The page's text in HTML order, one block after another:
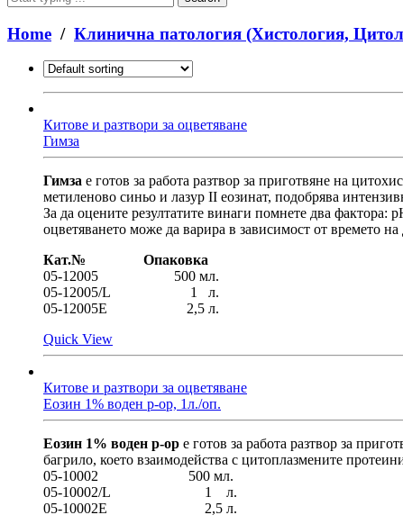
are
you
looking
Home / Клинична патология (Хистология,
Китове и разтвори за оцветяване
Гимза
Гимза е готов за работа разтвор за приготвяне на
метиленово синьо и лазур II еозинат, подобрява
За да оцените резултатите винаги помнете два фактора:
оцветяването може да варира в зависимост от времето
Кат.№ Опаковка
05-12005 500 мл.
05-12005/L 1 л.
05-12005E 2,5 л.
Quick View
Китове и разтвори за оцветяване
Еозин 1% воден р-ор, 1л./оп.
Еозин 1% воден р-ор е готов за работа разтвор за
багрило, което взаимодейства с цитоплазмените
05-10002 500 мл.
05-10002/L 1 л.
05-10002E 2,5 л.